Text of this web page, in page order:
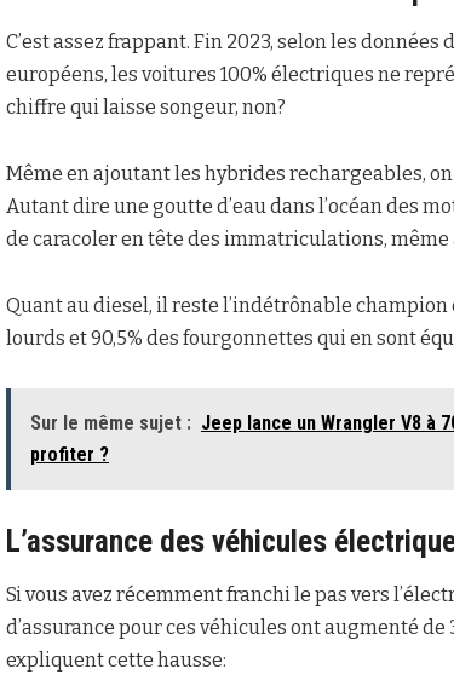
C’est assez frappant. Fin 2023, selon les
européens, les voitures 100% électriques ne
chiffre qui laisse songeur, non?
Même en ajoutant les hybrides rechargeables,
Autant dire une goutte d’eau dans l’océan des
de caracoler en tête des immatriculations, même
Quant au diesel, il reste l’indétrônable
lourds et 90,5% des fourgonnettes qui en sont
Sur le même sujet : Jeep lance un Wrangler V8 à
profiter ?
L’assurance des véhicules
Si vous avez récemment franchi le pas vers
d’assurance pour ces véhicules ont augmenté
expliquent cette hausse: